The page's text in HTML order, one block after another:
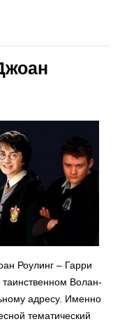
Роулинг – Гарри
Волан-
адресу. Именно
тематический